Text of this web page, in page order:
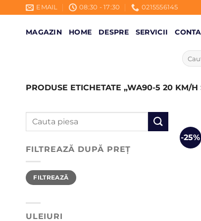
to
content
EMAIL 08:30 - 17:30 0215556145
MAGAZIN HOME DESPRE SERVICII
Caută
după:
PRODUSE ETICHETATE „WA90-5 20 KM/
Caută
FILTREAZĂ DUPĂ PREȚ
Preț
minim
Preț
maxim
FILTREAZĂ
ULEIURI
-25%